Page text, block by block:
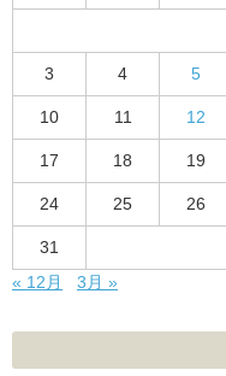
3 4 5
10 11 12
17 18 19
24 25 26
31
« 12月
3月 »